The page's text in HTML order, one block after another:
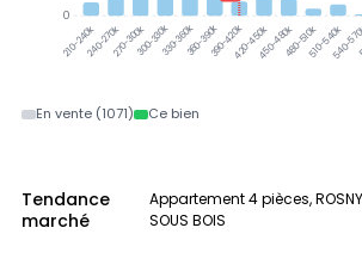
210-240k240-270k270-300k300-330k330-360k360-390k390-420k420-450k450-480k480-510k510-540k
540-
0
En vente (1071) Ce bien
Tendance
marché
Appartement 4 pièces, ROSNY
SOUS BOIS